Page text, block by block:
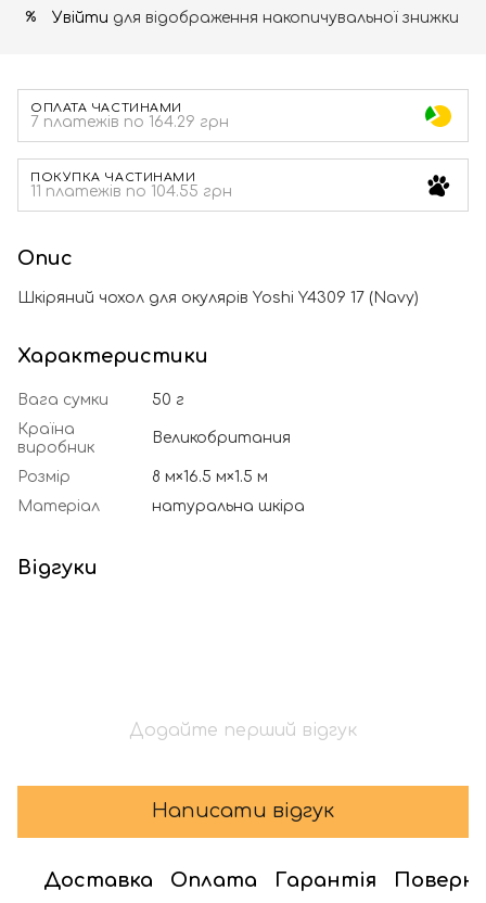
% Увійти для відображення накопичувальної знижки
ОПЛАТА ЧАСТИНАМИ
7 платежів по 164.29 грн
ПОКУПКА ЧАСТИНАМИ
11 платежів по 104.55 грн
Опис
Шкіряний чохол для окулярів Yoshi Y4309 17 (Navy)
Характеристики
Вага сумки
50 г
Країна
виробник
Великобритания
Розмір
8 м×16.5 м×1.5 м
Матеріал
натуральна шкіра
Відгуки
Додайте перший відгук
Написати відгук
Доставка Оплата Гарантія